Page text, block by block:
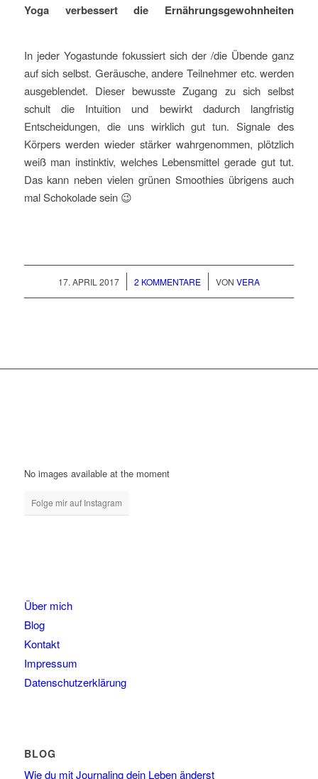
Yoga verbessert die Ernährungsgewohnheiten
In jeder Yogastunde fokussiert sich der /die Übende ganz
auf sich selbst. Geräusche, andere Teilnehmer etc. werden
ausgeblendet. Dieser bewusste Zugang zu sich selbst
schult die Intuition und bewirkt dadurch langfristig
Entscheidungen, die uns wirklich gut tun. Signale des
Körpers werden wieder stärker wahrgenommen, plötzlich
weiß man instinktiv, welches Lebensmittel gerade gut tut.
Das kann neben vielen grünen Smoothies übrigens auch
mal Schokolade sein 😉
17. APRIL 2017
/ 2 KOMMENTARE
/ VON VERA
No images available at the moment
Folge mir auf Instagram
Über mich
Blog
Kontakt
Impressum
Datenschutzerklärung
BLOG
Wie du mit Journaling dein Leben änderst